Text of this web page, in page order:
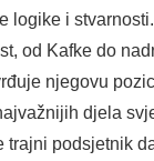
logike i
od Kafke do
njegovu
djela
trajni podsjetnik